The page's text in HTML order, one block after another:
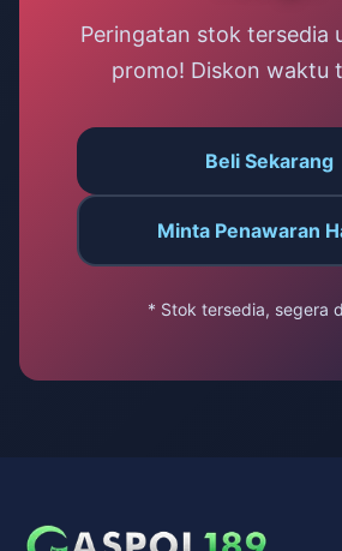
Peringatan stok tersedia
promo! Diskon waktu
Beli Sekarang
Minta Penawaran
* Stok tersedia, segera